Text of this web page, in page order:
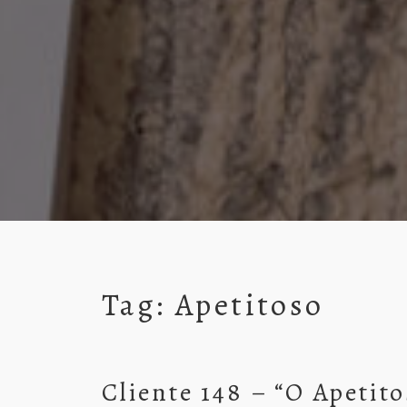
Tag:Apetitoso
Cliente 148 – “O